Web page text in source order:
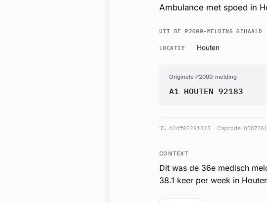
Ambulance met spoed in
UIT DE P2000-MELDING GEHAALD
LOCATIE
Houten
Originele P2000-melding
A1 HOUTEN 92183
ID: b2df02291323 Capcode:
CONTEXT
Dit was de 36e medisch
38.1 keer per week in